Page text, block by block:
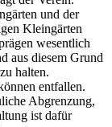
und der
Kleingärten
wesentlich
aus diesem Grund
halten.
entfallen.
Abgrenzung,
ist dafür